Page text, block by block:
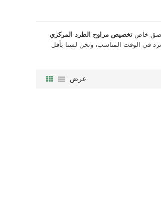
خاص تخصيص مراوح الطرد المركزي
في الوقت المناسب، ونحن لسنا بأقل
عرض